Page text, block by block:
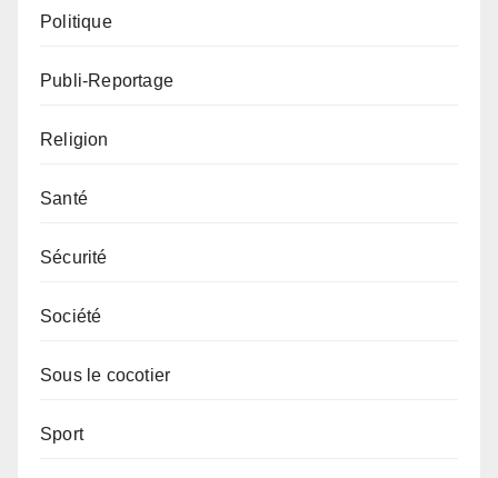
Politique
Publi-Reportage
Religion
Santé
Sécurité
Société
Sous le cocotier
Sport